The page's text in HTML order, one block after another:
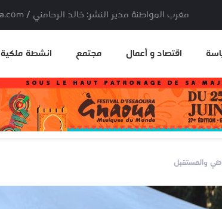
مغرب المواطنة مدير النشر: خالد الرحامني / E-mail: info@mouatana.com
اقتصاد و أعمال مجتمع انشطة ملكية
والمستقبل